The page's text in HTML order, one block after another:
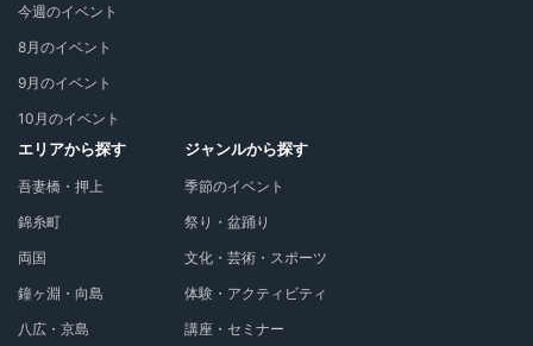
今週のイベント
8月のイベント
9月のイベント
10月のイベント
エリアから探す
吾妻橋・押上
錦糸町
両国
鐘ヶ淵・向島
八広・京島
ジャンルから探す
季節のイベント
祭り・盆踊り
文化・芸術・スポーツ
体験・アクティビティ
講座・セミナー